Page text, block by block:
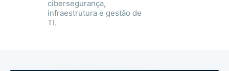
cibersegurança,
infraestrutura e gestão de
TI.